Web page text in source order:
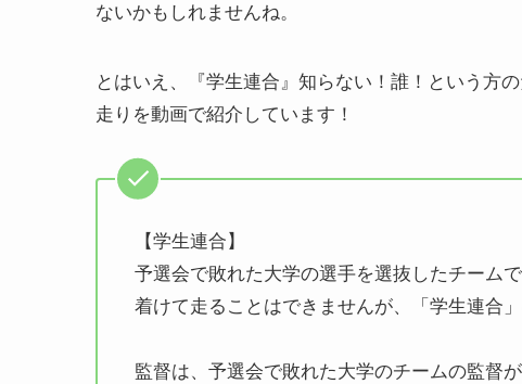
ないかもしれませんね。
とはいえ、『学生連合』知らない！誰！という方
走りを動画で紹介しています！
【学生連合】
予選会で敗れた大学の選手を選抜したチーム
着けて走ることはできませんが、「学生連合
監督は、予選会で敗れた大学のチームの監督